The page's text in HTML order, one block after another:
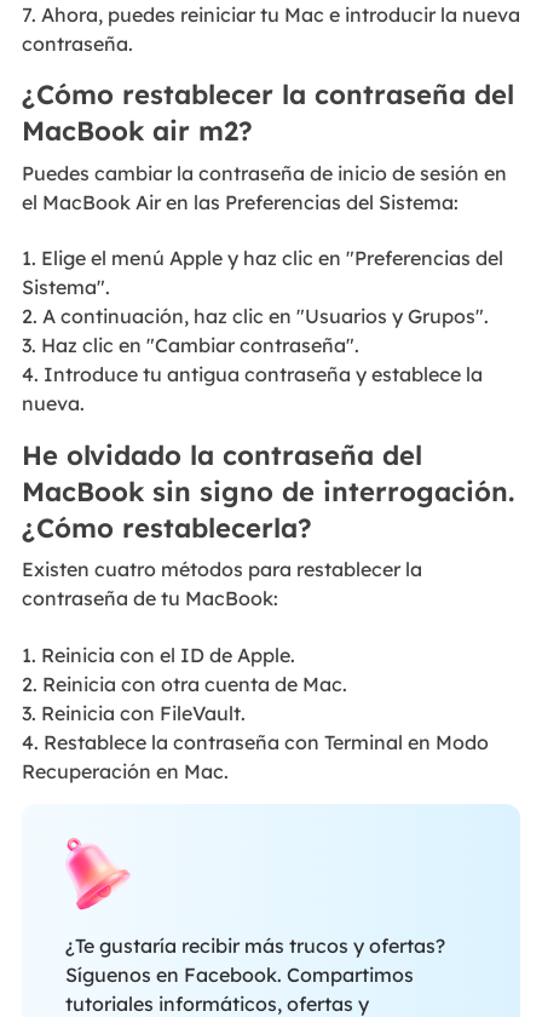
7. Ahora, puedes reiniciar tu Mac e introducir la nueva
contraseña.
¿Cómo restablecer la contraseña del
MacBook air m2?
Puedes cambiar la contraseña de inicio de sesión en
el MacBook Air en las Preferencias del Sistema:
1. Elige el menú Apple y haz clic en "Preferencias del
Sistema".
2. A continuación, haz clic en "Usuarios y Grupos".
3. Haz clic en "Cambiar contraseña".
4. Introduce tu antigua contraseña y establece la
nueva.
He olvidado la contraseña del
MacBook sin signo de interrogación.
¿Cómo restablecerla?
Existen cuatro métodos para restablecer la
contraseña de tu MacBook:
1. Reinicia con el ID de Apple.
2. Reinicia con otra cuenta de Mac.
3. Reinicia con FileVault.
4. Restablece la contraseña con Terminal en Modo
Recuperación en Mac.
¿Te gustaría recibir más trucos y ofertas?
Síguenos en Facebook. Compartimos
tutoriales informáticos, ofertas y